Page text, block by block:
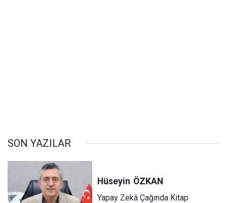
SON YAZILAR
Hüseyin ÖZKAN
Yapay Zekâ Çağında Kitap